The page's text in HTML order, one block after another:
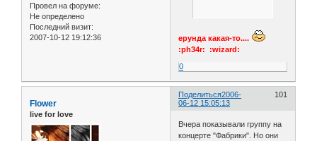
Провел на форуме:
Не определено
Последний визит:
2007-10-12 19:12:36
ерунда какая-то....
:ph34r: :wizard:
0
Поделиться 101
2006-
06-12 15:05:13
Flower
live for love
Вчера показывали группу на
концерте "Фабрики". Но они